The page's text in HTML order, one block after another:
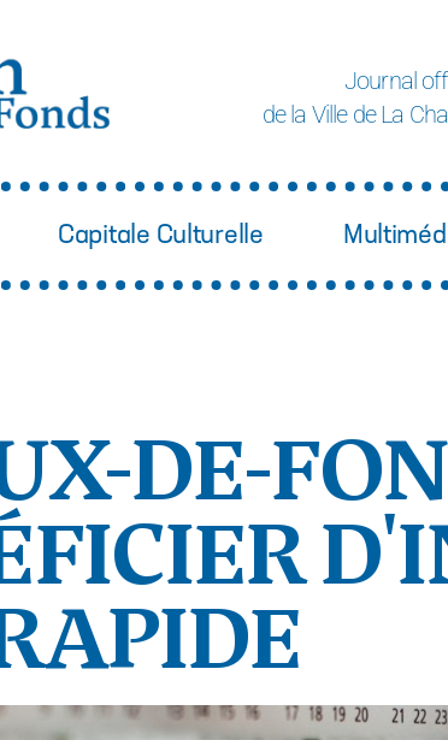
Journal
de la Ville de La
Capitale Culturelle
DE-